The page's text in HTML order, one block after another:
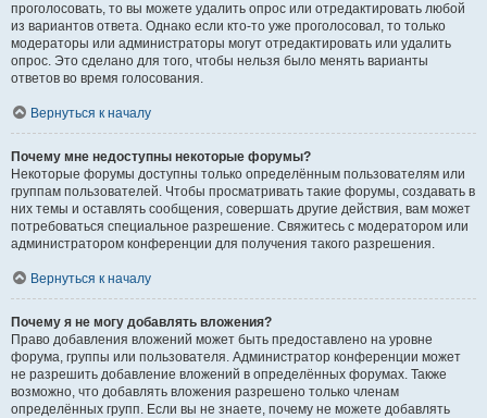
проголосовать, то вы можете удалить опрос или отредактировать любой
из вариантов ответа. Однако если кто-то уже проголосовал, то только
модераторы или администраторы могут отредактировать или удалить
опрос. Это сделано для того, чтобы нельзя было менять варианты
ответов во время голосования.
Вернуться к началу
Почему мне недоступны некоторые форумы?
Некоторые форумы доступны только определённым пользователям или
группам пользователей. Чтобы просматривать такие форумы, создавать в
них темы и оставлять сообщения, совершать другие действия, вам может
потребоваться специальное разрешение. Свяжитесь с модератором или
администратором конференции для получения такого разрешения.
Вернуться к началу
Почему я не могу добавлять вложения?
Право добавления вложений может быть предоставлено на уровне
форума, группы или пользователя. Администратор конференции может
не разрешить добавление вложений в определённых форумах. Также
возможно, что добавлять вложения разрешено только членам
определённых групп. Если вы не знаете, почему не можете добавлять